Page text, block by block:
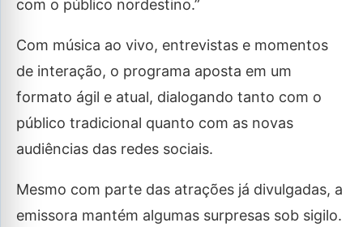
com o público nordestino.”
Com música ao vivo, entrevistas e momentos
de interação, o programa aposta em um
formato ágil e atual, dialogando tanto com o
público tradicional quanto com as novas
audiências das redes sociais.
Mesmo com parte das atrações já divulgadas, a
emissora mantém algumas surpresas sob sigilo.